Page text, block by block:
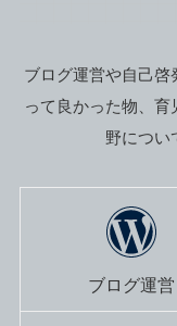
ブログ運営や自己啓
って良かった物、
野につい
ブログ運営